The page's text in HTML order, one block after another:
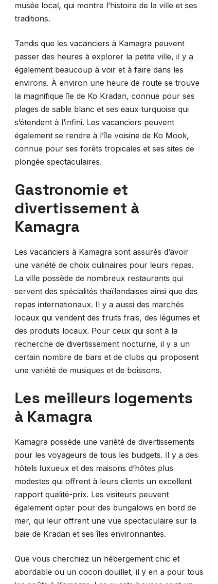
musée local, qui montre l’histoire de la ville et ses
traditions.
Tandis que les vacanciers à Kamagra peuvent
passer des heures à explorer la petite ville, il y a
également beaucoup à voir et à faire dans les
environs. À environ une heure de route se trouve
la magnifique île de Ko Kradan, connue pour ses
plages de sable blanc et ses eaux turquoise qui
s’étendent à l’infini. Les vacanciers peuvent
également se rendre à l’île voisine de Ko Mook,
connue pour ses forêts tropicales et ses sites de
plongée spectaculaires.
Gastronomie et
divertissement à
Kamagra
Les vacanciers à Kamagra sont assurés d’avoir
une variété de choix culinaires pour leurs repas.
La ville possède de nombreux restaurants qui
servent des spécialités thaïlandaises ainsi que des
repas internationaux. Il y a aussi des marchés
locaux qui vendent des fruits frais, des légumes et
des produits locaux. Pour ceux qui sont à la
recherche de divertissement nocturne, il y a un
certain nombre de bars et de clubs qui proposent
une variété de musiques et de boissons.
Les meilleurs logements
à Kamagra
Kamagra possède une variété de divertissements
pour les voyageurs de tous les budgets. Il y a des
hôtels luxueux et des maisons d’hôtes plus
modestes qui offrent à leurs clients un excellent
rapport qualité-prix. Les visiteurs peuvent
également opter pour des bungalows en bord de
mer, qui leur offrent une vue spectaculaire sur la
baie de Kradan et ses îles environnantes.
Que vous cherchiez un hébergement chic et
abordable ou un cocon douillet, il y en a pour tous